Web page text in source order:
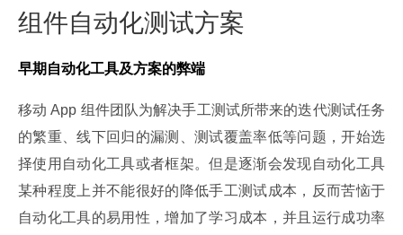
组件自动化测试方案
早期自动化工具及方案的弊端
移动 App 组件团队为解决手工测试所带来的迭代测试任务
的繁重、线下回归的漏测、测试覆盖率低等问题，开始选
择使用自动化工具或者框架。但是逐渐会发现自动化工具
某种程度上并不能很好的降低手工测试成本，反而苦恼于
自动化工具的易用性，增加了学习成本，并且运行成功率